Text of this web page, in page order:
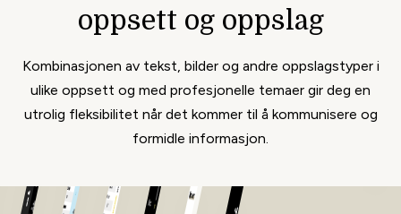
oppsett og oppslag
Kombinasjonen av tekst, bilder og andre oppslagstyper i
ulike oppsett og med profesjonelle temaer gir deg en
utrolig fleksibilitet når det kommer til å kommunisere og
formidle informasjon.